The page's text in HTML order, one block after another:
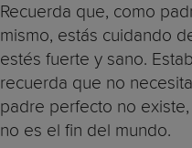
Recuerda que, como
mismo, estás cuidando
estés fuerte y sano.
recuerda que no
padre perfecto no
no es el fin del mundo.